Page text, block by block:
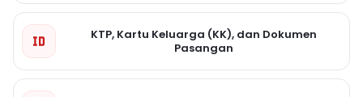
KTP, Kartu Keluarga (KK), dan Dokumen
Pasangan